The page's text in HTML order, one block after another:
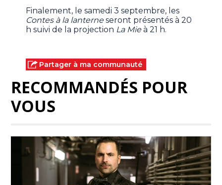
Finalement, le samedi 3 septembre, les
Contes à la lanterneseront présentés à 20
h suivi de la projection La Mieà 21 h.
Partager à ma communauté
RECOMMANDÉS POUR
VOUS